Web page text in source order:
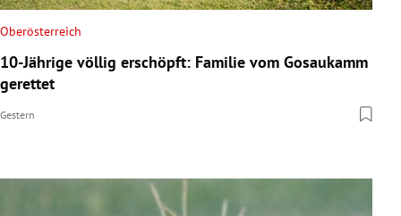
Oberösterreich
10-Jährige völlig erschöpft: Familie vom Gosaukamm
gerettet
Gestern